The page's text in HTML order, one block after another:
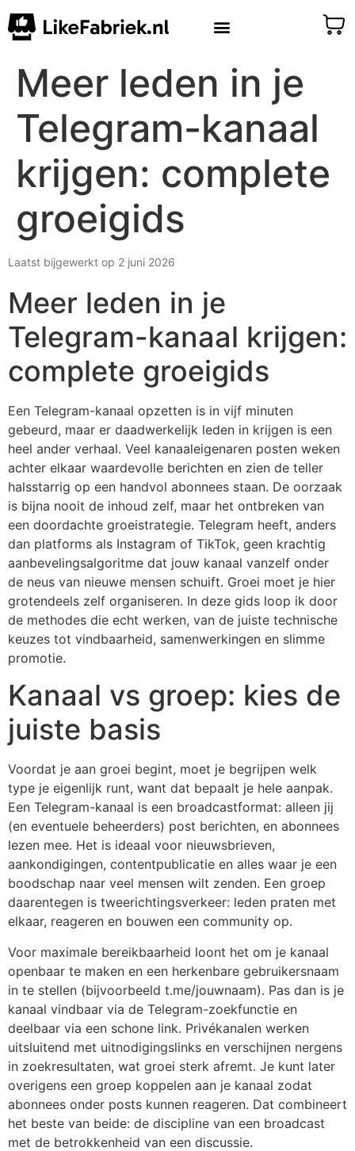
Meer leden in je
Telegram-kanaal
krijgen: complete
groeigids
Laatst bijgewerkt op 2 juni 2026
Meer leden in je
Telegram-kanaal krijgen:
complete groeigids
Een Telegram-kanaal opzetten is in vijf minuten
gebeurd, maar er daadwerkelijk leden in krijgen is een
heel ander verhaal. Veel kanaaleigenaren posten weken
achter elkaar waardevolle berichten en zien de teller
halsstarrig op een handvol abonnees staan. De oorzaak
is bijna nooit de inhoud zelf, maar het ontbreken van
een doordachte groeistrategie. Telegram heeft, anders
dan platforms als Instagram of TikTok, geen krachtig
aanbevelingsalgoritme dat jouw kanaal vanzelf onder
de neus van nieuwe mensen schuift. Groei moet je hier
grotendeels zelf organiseren. In deze gids loop ik door
de methodes die echt werken, van de juiste technische
keuzes tot vindbaarheid, samenwerkingen en slimme
promotie.
Kanaal vs groep: kies de
juiste basis
Voordat je aan groei begint, moet je begrijpen welk
type je eigenlijk runt, want dat bepaalt je hele aanpak.
Een Telegram-kanaal is een broadcastformat: alleen jij
(en eventuele beheerders) post berichten, en abonnees
lezen mee. Het is ideaal voor nieuwsbrieven,
aankondigingen, contentpublicatie en alles waar je een
boodschap naar veel mensen wilt zenden. Een groep
daarentegen is tweerichtingsverkeer: leden praten met
elkaar, reageren en bouwen een community op.
Voor maximale bereikbaarheid loont het om je kanaal
openbaar te maken en een herkenbare gebruikersnaam
in te stellen (bijvoorbeeld t.me/jouwnaam). Pas dan is je
kanaal vindbaar via de Telegram-zoekfunctie en
deelbaar via een schone link. Privékanalen werken
uitsluitend met uitnodigingslinks en verschijnen nergens
in zoekresultaten, wat groei sterk afremt. Je kunt later
overigens een groep koppelen aan je kanaal zodat
abonnees onder posts kunnen reageren. Dat combineert
het beste van beide: de discipline van een broadcast
met de betrokkenheid van een discussie.